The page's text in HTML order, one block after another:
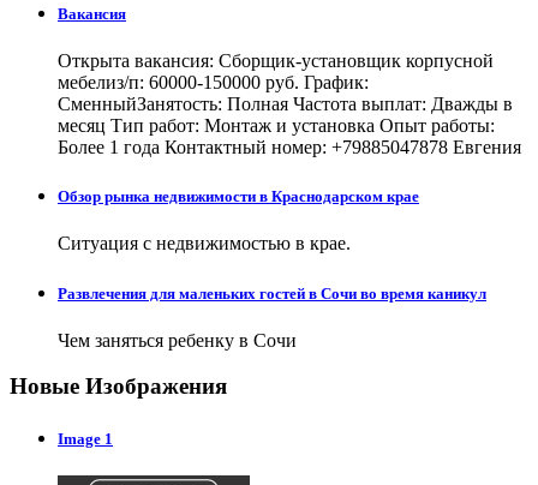
Вакансия
Открыта вакансия: Сборщик-установщик корпусной
мебелиз/п: 60000-150000 руб. График:
СменныйЗанятость: Полная Частота выплат: Дважды в
месяц Тип работ: Монтаж и установка Опыт работы:
Более 1 года Контактный номер: +79885047878 Евгения
Обзор рынка недвижимости в Краснодарском крае
Ситуация с недвижимостью в крае.
Развлечения для маленьких гостей в Сочи во время каникул
Чем заняться ребенку в Сочи
Новые Изображения
Image 1